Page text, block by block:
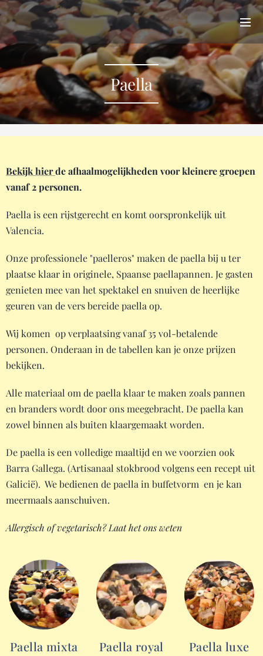
Paella
Bekijk hierde afhaalmogelijkheden voor kleinere groepen
vanaf 2 personen.
Paella is een rijstgerecht en komt oorspronkelijk uit
Valencia.
Onze professionele "paelleros" maken de paella bij u ter
plaatse klaar in originele, Spaanse paellapannen. Je gasten
genieten mee van het spektakel en snuiven de heerlijke
geuren van de vers bereide paella op.
Wij komen op verplaatsing vanaf 35 vol-betalende
personen. Onderaan in de tabellen kan je onze prijzen
bekijken.
Alle materiaal om de paella klaar te maken zoals pannen
en branders wordt door ons meegebracht. De paella kan
zowel binnen als buiten klaargemaakt worden.
De paella is een volledige maaltijd en we voorzien ook
Barra Gallega. (Artisanaal stokbrood volgens een recept uit
Galicië). We bedienen de paella in buffetvorm en je kan
meermaals aanschuiven.
Allergisch of vegetarisch? Laat het ons weten
Paella mixta Paella royal Paella luxe